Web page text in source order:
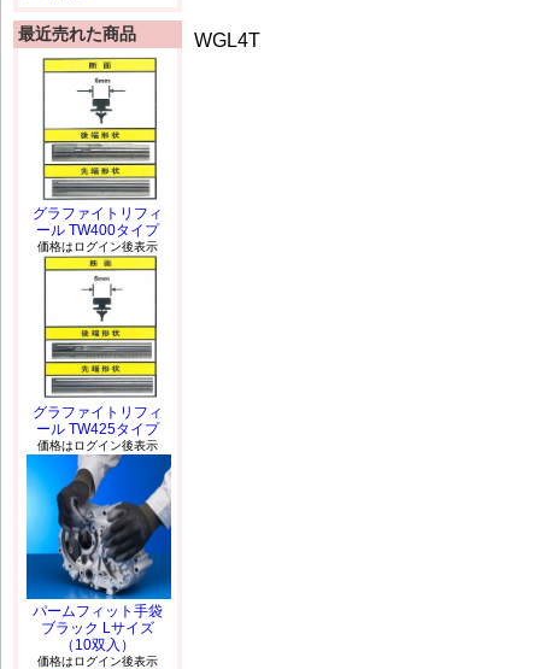
WGL4T
最近売れた商品
グラファイトリフィ
ール TW400タイプ
価格はログイン後表示
グラファイトリフィ
ール TW425タイプ
価格はログイン後表示
パームフィット手袋
ブラック Lサイズ
（10双入）
価格はログイン後表示